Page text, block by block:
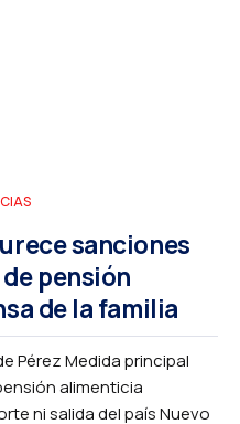
sanciones
pensión
de la familia
Pérez Medida principal
alimenticia
ni salida del país Nuevo